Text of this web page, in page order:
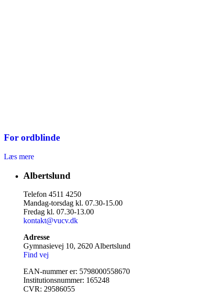
For ordblinde
Læs mere
Albertslund
Telefon 4511 4250
Mandag-torsdag kl. 07.30-15.00
Fredag kl. 07.30-13.00
kontakt@vucv.dk
Adresse
Gymnasievej 10, 2620 Albertslund
Find vej
EAN-nummer er: 5798000558670
Institutionsnummer: 165248
CVR: 29586055